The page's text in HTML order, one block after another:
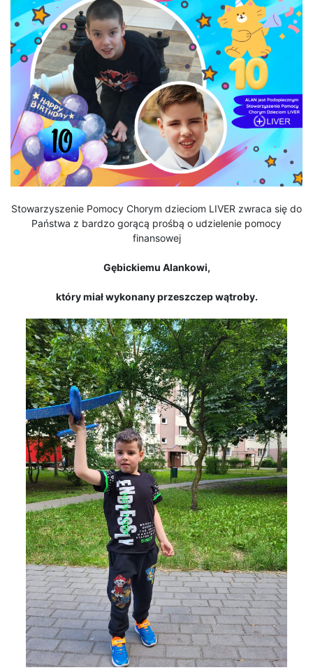
Stowarzyszenie Pomocy Chorym dzieciom LIVER zwraca się do
Państwa z bardzo gorącą prośbą o udzielenie pomocy
finansowej
Gębickiemu Alankowi,
który miał wykonany przeszczep wątroby.